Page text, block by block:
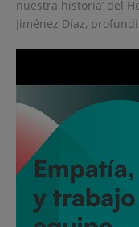
nuestra historia’ del
Jiménez Díaz,